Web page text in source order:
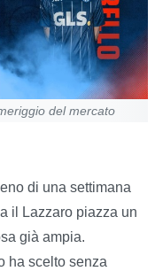
del mercato
di una settimana
il Lazzaro piazza un
già ampia.
ha scelto senza